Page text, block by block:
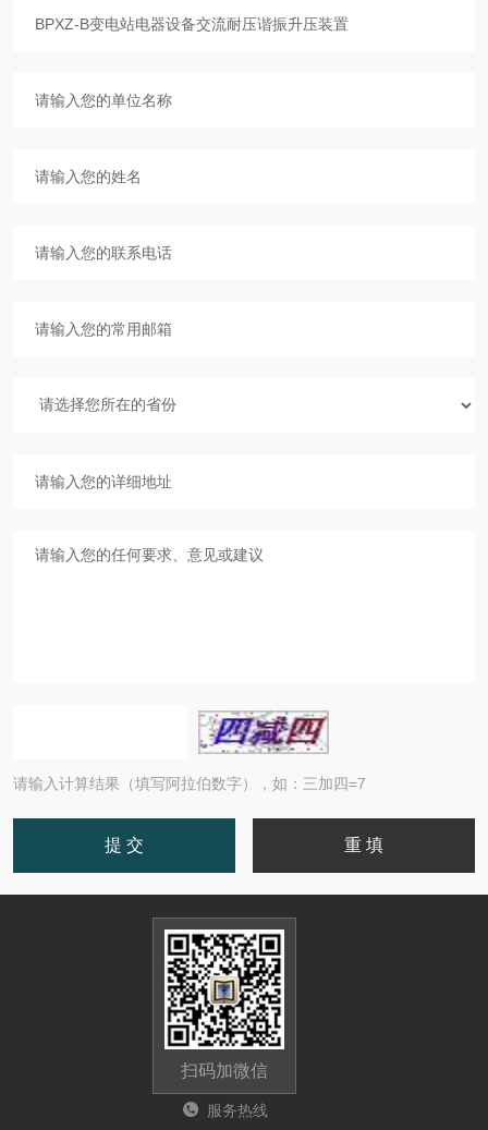
请输入计算结果（填写阿拉伯数字），如：三加四=7
扫码加微信
服务热线